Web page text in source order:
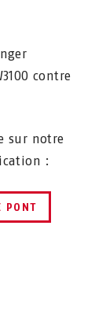
contre
sur notre
:
PONT